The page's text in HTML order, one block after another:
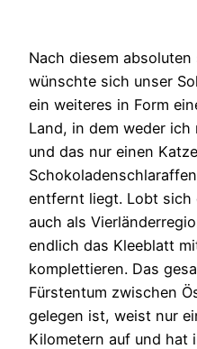
Nach diesem
wünschte sich unser
ein weiteres in Form
Land, in dem weder
und das nur einen
entfernt liegt. Lobt sich
auch als
endlich das Kleeblatt
komplettieren. Das
Fürstentum zwischen
gelegen ist, weist nur
Kilometern auf und hat